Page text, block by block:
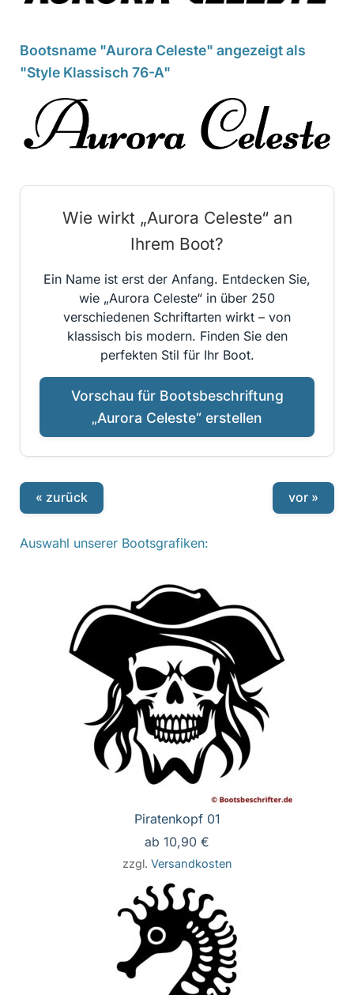
Bootsname "Aurora Celeste" angezeigt als
"Style Klassisch 76-A"
Wie wirkt „Aurora Celeste“ an
Ihrem Boot?
Ein Name ist erst der Anfang. Entdecken Sie,
wie „Aurora Celeste“ in über 250
verschiedenen Schriftarten wirkt – von
klassisch bis modern. Finden Sie den
perfekten Stil für Ihr Boot.
Vorschau für Bootsbeschriftung
„Aurora Celeste“ erstellen
« zurück vor »
Auswahl unserer Bootsgrafiken:
Piratenkopf 01
ab 10,90 €
zzgl. Versandkosten